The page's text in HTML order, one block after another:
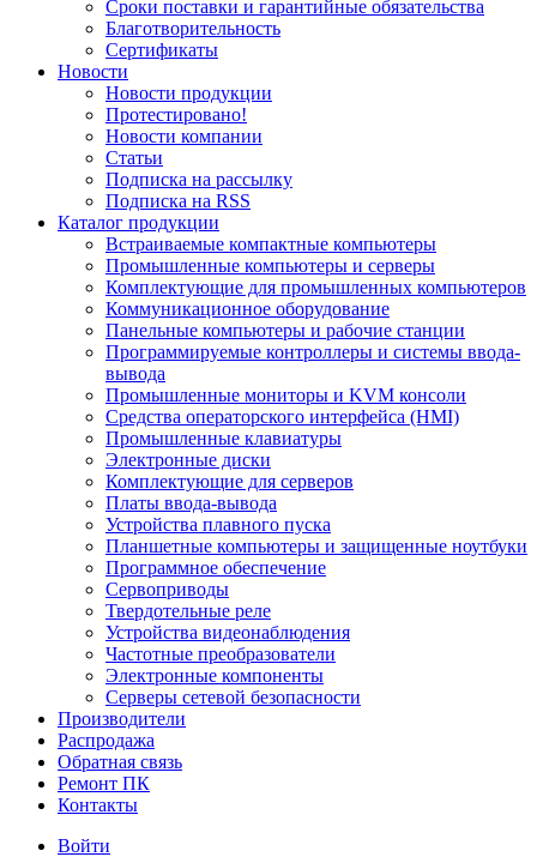
Сроки поставки и гарантийные обязательства
Благотворительность
Сертификаты
Новости
Новости продукции
Протестировано!
Новости компании
Статьи
Подписка на рассылку
Подписка на RSS
Каталог продукции
Встраиваемые компактные компьютеры
Промышленные компьютеры и серверы
Комплектующие для промышленных компьютеров
Коммуникационное оборудование
Панельные компьютеры и рабочие станции
Программируемые контроллеры и системы ввода-
вывода
Промышленные мониторы и KVM консоли
Средства операторского интерфейса (HMI)
Промышленные клавиатуры
Электронные диски
Комплектующие для серверов
Платы ввода-вывода
Устройства плавного пуска
Планшетные компьютеры и защищенные ноутбуки
Программное обеспечение
Сервоприводы
Твердотельные реле
Устройства видеонаблюдения
Частотные преобразователи
Электронные компоненты
Серверы сетевой безопасности
Производители
Распродажа
Обратная связь
Ремонт ПК
Контакты
Войти